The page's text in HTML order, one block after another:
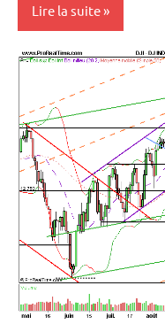
Lire la suite
Analyse
graphique
et
technique
Indices
Marchés en
perspective